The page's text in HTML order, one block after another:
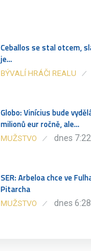
Ceballos se stal otcem,
je…
BÝVALÍ HRÁČI REALU
Globo: Vinícius bude
milionů eur ročně, ale…
MUŽSTVO dnes 7:22
SER: Arbeloa chce ve
Pitarcha
MUŽSTVO dnes 6:28